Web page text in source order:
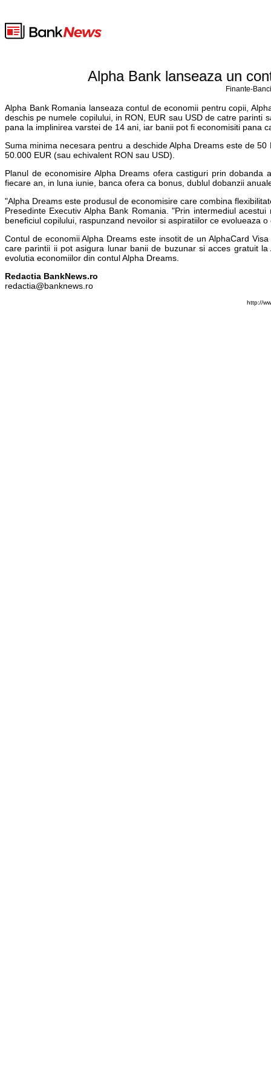
Alpha Bank lanseaza un
Finante-
Alpha Bank Romania lanseaza contul de economii pentru copii,
deschis pe numele copilului, in RON, EUR sau USD de catre
pana la implinirea varstei de 14 ani, iar banii pot fi economisiti pana
Suma minima necesara pentru a deschide Alpha Dreams este de
50.000 EUR (sau echivalent RON sau USD).
Planul de economisire Alpha Dreams ofera castiguri prin
fiecare an, in luna iunie, banca ofera ca bonus, dublul dobanzii
"Alpha Dreams este produsul de economisire care combina
Presedinte Executiv Alpha Bank Romania. "Prin intermediul
beneficiul copilului, raspunzand nevoilor si aspiratiilor ce evolueaza
Contul de economii Alpha Dreams este insotit de un AlphaCard
care parintii ii pot asigura lunar banii de buzunar si acces gratuit
evolutia economiilor din contul Alpha Dreams.
Redactia BankNews.ro
redactia@banknews.ro
http://